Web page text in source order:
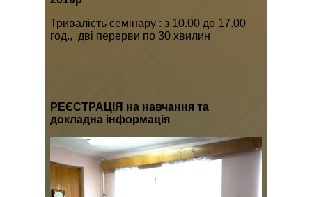
Тривалість семінару : з 10.00 до 17.00
год., дві перерви по 30 хвилин
РЕЄСТРАЦІЯ на навчання та
докладна інформація